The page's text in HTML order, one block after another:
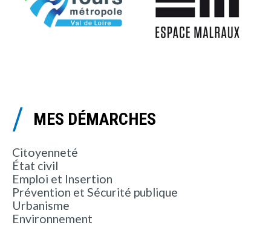
MES DÉMARCHES
Citoyenneté
État civil
Emploi et Insertion
Prévention et Sécurité publique
Urbanisme
Environnement